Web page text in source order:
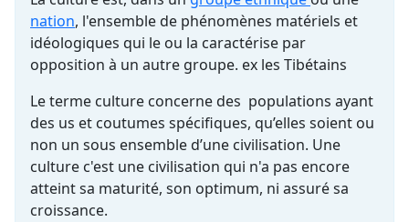
nation, l'ensemble de phénomènes matériels et
idéologiques qui le ou la caractérise par
opposition à un autre groupe. ex les Tibétains
Le terme culture concerne des populations ayant
des us et coutumes spécifiques, qu’elles soient ou
non un sous ensemble d’une civilisation. Une
culture c'est une civilisation qui n'a pas encore
atteint sa maturité, son optimum, ni assuré sa
croissance.